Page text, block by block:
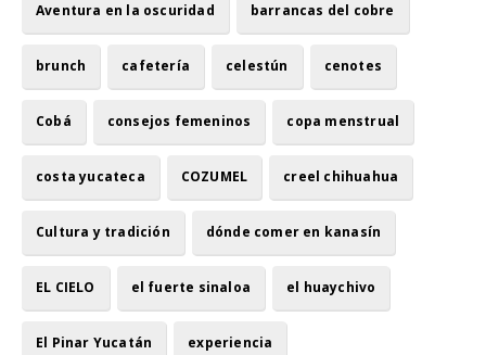
Aventura en la oscuridad barrancas del cobre
brunch cafetería celestún cenotes
Cobá consejos femeninos copa menstrual
costa yucateca COZUMEL creel chihuahua
Cultura y tradición dónde comer en kanasín
EL CIELO el fuerte sinaloa el huaychivo
El Pinar Yucatán experiencia